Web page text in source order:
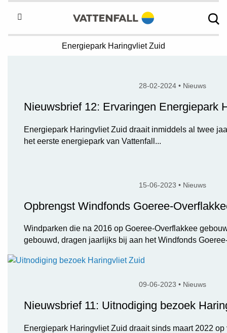
Energiepark Haringvliet Zuid
28-02-2024 • Nieuws
Nieuwsbrief 12: Ervaringen Energiepark
Energiepark Haringvliet Zuid draait inmiddels al twee
het eerste energiepark van Vattenfall...
15-06-2023 • Nieuws
Opbrengst Windfonds Goeree-
Windparken die na 2016 op Goeree-Overflakkee
gebouwd, dragen jaarlijks bij aan het Windfonds
09-06-2023 • Nieuws
Nieuwsbrief 11: Uitnodiging bezoek
Energiepark Haringvliet Zuid draait sinds maart 2022